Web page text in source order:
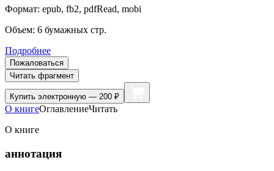
Формат: epub, fb2, pdfRead, mobi
Объем: 6 бумажных стр.
Подробнее
Пожаловаться
Читать фрагмент
Купить электронную — 200 ₽
О книгеОглавлениеЧитать
О книге
аннотация